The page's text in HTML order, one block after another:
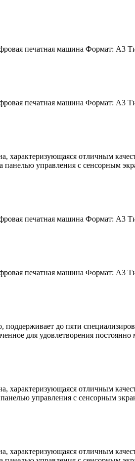
печатная машина Формат: A3
печатная машина Формат: A3
характеризующаяся отличным
управления с сенсорным
печатная машина Формат: A3
печатная машина Формат: A3
поддерживает до пяти
для удовлетворения
характеризующаяся отличным
управления с сенсорным
характеризующаяся отличным